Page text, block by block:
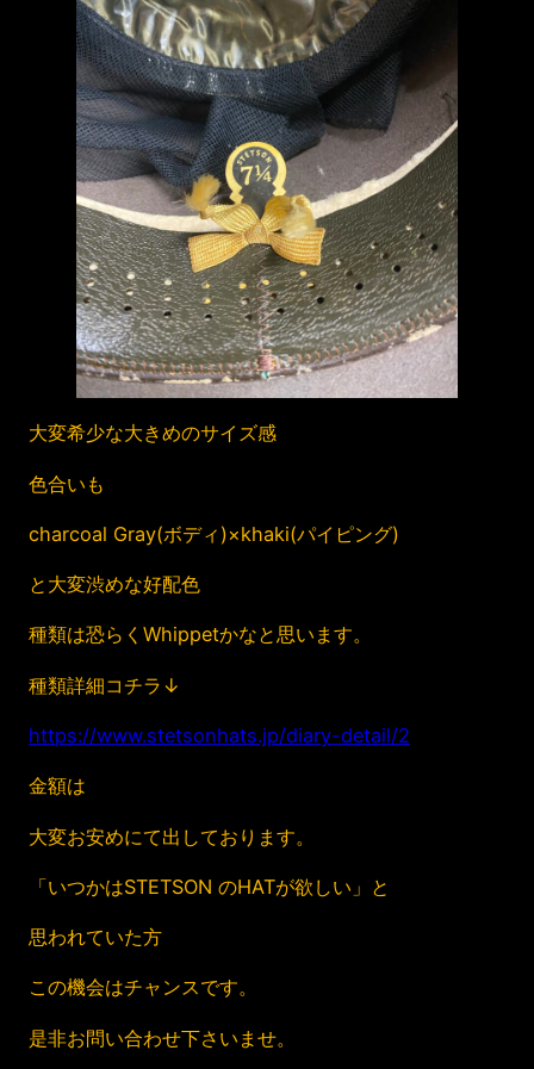
大変希少な大きめのサイズ感
色合いも
charcoal Gray(ボディ)×khaki(パイピング)
と大変渋めな好配色
種類は恐らくWhippetかなと思います。
種類詳細コチラ↓
https://www.stetsonhats.jp/diary-detail/2
金額は
大変お安めにて出しております。
「いつかはSTETSON のHATが欲しい」と
思われていた方
この機会はチャンスです。
是非お問い合わせ下さいませ。